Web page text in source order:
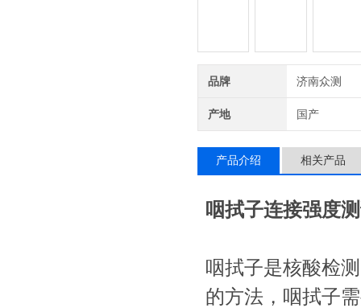
品牌 济南众测
产地 国产
产品介绍 相关产品
咽拭子连接强度
咽拭子是核酸检
的方法，咽拭子